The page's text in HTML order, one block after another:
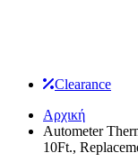
Clearance
Αρχική
Autometer
10Ft.,